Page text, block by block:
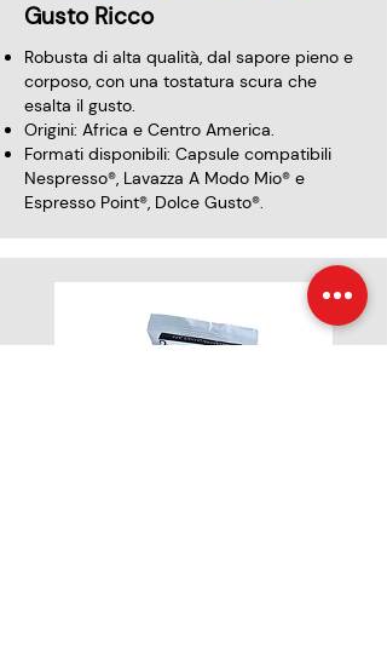
Gusto Ricco
Robusta di alta qualità, dal sapore pieno e
corposo, con una tostatura scura che
esalta il gusto.
Origini: Africa e Centro America.
Formati disponibili: Capsule compatibili
Nespresso®, Lavazza A Modo Mio® e
Espresso Point®, Dolce Gusto®.